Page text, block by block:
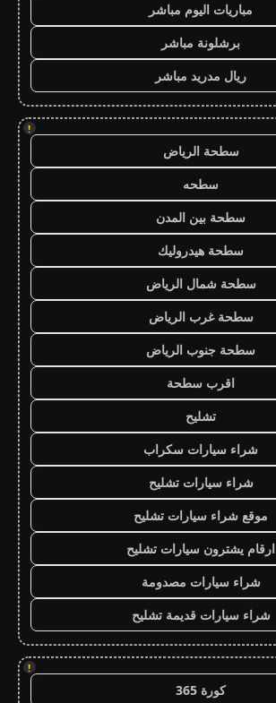
مباريات اليوم مباشر
برشلونة مباشر
ريال مدريد مباشر
!
سطحة الرياض
سطحه
سطحة بين المدن
سطحة هيدروليك
سطحة شمال الرياض
سطحة غرب الرياض
سطحة جنوب الرياض
اقرب سطحة
تشليح
شراء سيارات سكراب
شراء سيارات تشليح
موقع شراء سيارات تشليح
ارقام يشترون سيارات تشليح
شراء سيارات مصدومة
شراء سيارات قديمة تشليح
!
كورة 365